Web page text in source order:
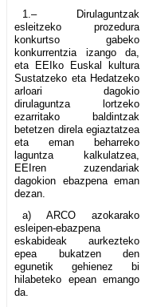
1.– Dirulaguntzak
esleitzeko prozedura
konkurtso gabeko
konkurrentzia izango da,
eta EEIko Euskal kultura
Sustatzeko eta Hedatzeko
arloari dagokio
dirulaguntza lortzeko
ezarritako baldintzak
betetzen direla egiaztatzea
eta eman beharreko
laguntza kalkulatzea,
EEIren zuzendariak
dagokion ebazpena eman
dezan.
a) ARCO azokarako
esleipen-ebazpena
eskabideak aurkezteko
epea bukatzen den
egunetik gehienez bi
hilabeteko epean emango
da.